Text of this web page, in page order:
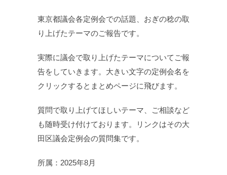
東京都議会各定例会での話題、おぎの稔の取
り上げたテーマのご報告です。
実際に議会で取り上げたテーマについてご報
告をしていきます。大きい文字の定例会名を
クリックするとまとめページに飛びます。
質問で取り上げてほしいテーマ、ご相談など
も随時受け付けております。リンクはその大
田区議会定例会の質問集です。
所属：2025年8月